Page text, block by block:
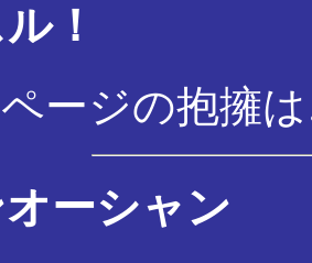
！
ページの抱
ーシャン